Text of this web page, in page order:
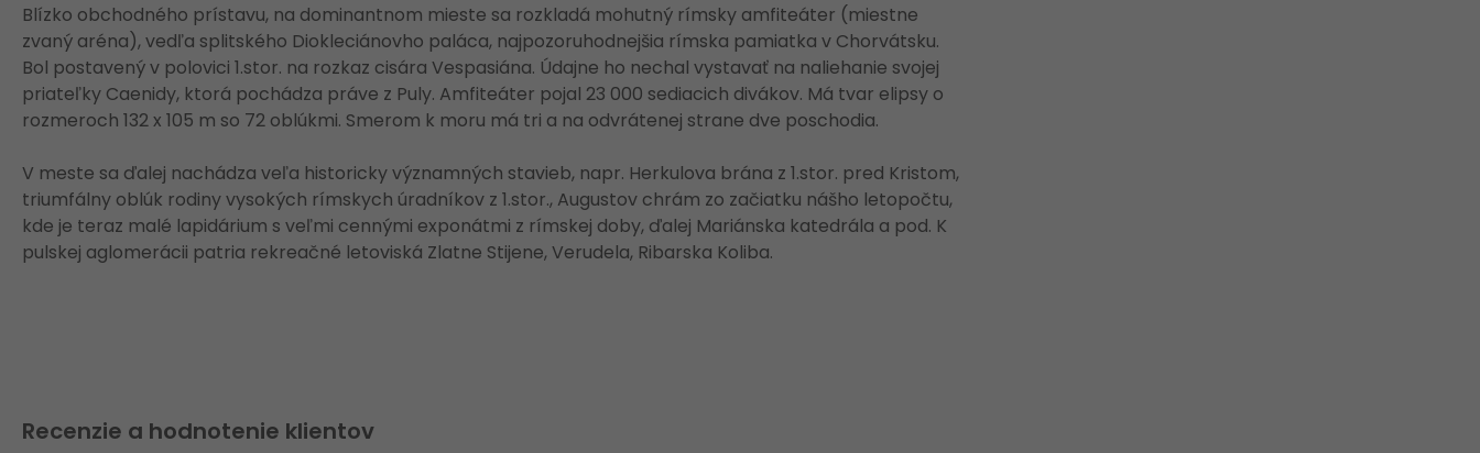
Blízko obchodného prístavu, na dominantnom mieste sa rozkladá mohutný rímsky amfiteáter (miestne
zvaný aréna), vedľa splitského Diokleciánovho paláca, najpozoruhodnejšia rímska pamiatka v Chorvátsku.
Bol postavený v polovici 1.stor. na rozkaz cisára Vespasiána. Údajne ho nechal vystavať na naliehanie svojej
priateľky Caenidy, ktorá pochádza práve z Puly. Amfiteáter pojal 23 000 sediacich divákov. Má tvar elipsy o
rozmeroch 132 x 105 m so 72 oblúkmi. Smerom k moru má tri a na odvrátenej strane dve poschodia.
V meste sa ďalej nachádza veľa historicky významných stavieb, napr. Herkulova brána z 1.stor. pred Kristom,
triumfálny oblúk rodiny vysokých rímskych úradníkov z 1.stor., Augustov chrám zo začiatku nášho letopočtu,
kde je teraz malé lapidárium s veľmi cennými exponátmi z rímskej doby, ďalej Mariánska katedrála a pod. K
pulskej aglomerácii patria rekreačné letoviská Zlatne Stijene, Verudela, Ribarska Koliba.
Recenzie a hodnotenie klientov